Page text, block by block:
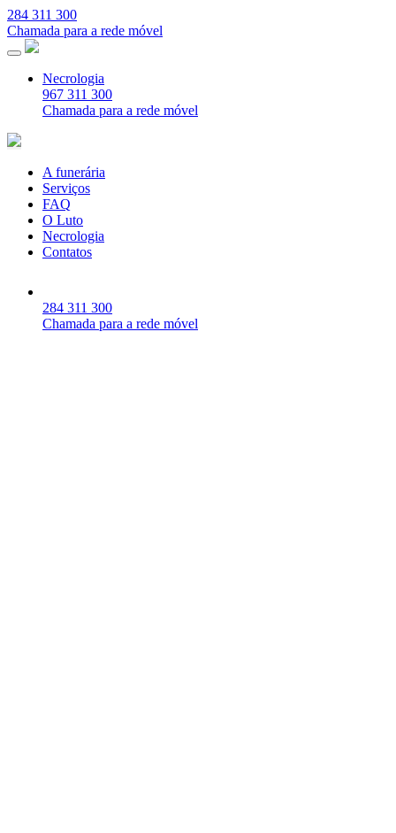
284 311 300
Chamada para a rede móvel
Necrologia
967 311 300
Chamada para a rede móvel
A funerária
Serviços
FAQ
O Luto
Necrologia
Contatos
284 311 300
Chamada para a rede móvel